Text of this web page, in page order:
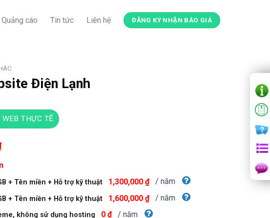
Quảng cáo Tin tức Liên hệ ĐĂNG KÝ NHẬN BÁO GIÁ
Điện Lạnh
THỰC TẾ
+ Tên miền + Hỗ trợ kỹ thuật 1,300,000 ₫ / năm
+ Tên miền + Hỗ trợ kỹ thuật 1,600,000 ₫ / năm
không sử dụng hosting 0 ₫ / năm